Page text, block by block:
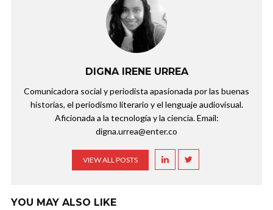
DIGNA IRENE URREA
Comunicadora social y periodista apasionada por las buenas
historias, el periodismo literario y el lenguaje audiovisual.
Aficionada a la tecnología y la ciencia. Email:
digna.urrea@enter.co
VIEW ALL POSTS
YOU MAY ALSO LIKE